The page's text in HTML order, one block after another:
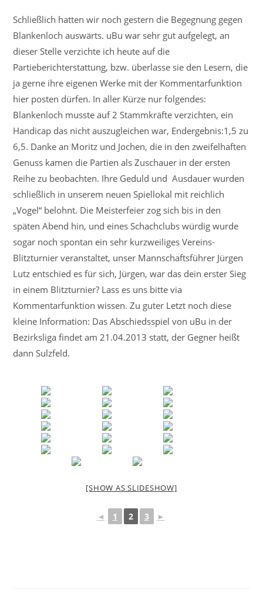
Schließlich hatten wir noch gestern die Begegnung gegen
Blankenloch auswärts. uBu war sehr gut aufgelegt, an
dieser Stelle verzichte ich heute auf die
Partieberichterstattung, bzw. überlasse sie den Lesern, die
ja gerne ihre eigenen Werke mit der Kommentarfunktion
hier posten dürfen. In aller Kürze nur folgendes:
Blankenloch musste auf 2 Stammkräfte verzichten, ein
Handicap das nicht auszugleichen war, Endergebnis:1,5 zu
6,5. Danke an Moritz und Jochen, die in den zweifelhaften
Genuss kamen die Partien als Zuschauer in der ersten
Reihe zu beobachten. Ihre Geduld und Ausdauer wurden
schließlich in unserem neuen Spiellokal mit reichlich
„Vogel“ belohnt. Die Meisterfeier zog sich bis in den
späten Abend hin, und eines Schachclubs würdig wurde
sogar noch spontan ein sehr kurzweiliges Vereins-
Blitzturnier veranstaltet, unser Mannschaftsführer Jürgen
Lutz entschied es für sich, Jürgen, war das dein erster Sieg
in einem Blitzturnier? Lass es uns bitte via
Kommentarfunktion wissen. Zu guter Letzt noch diese
kleine Information: Das Abschiedsspiel von uBu in der
Bezirksliga findet am 21.04.2013 statt, der Gegner heißt
dann Sulzfeld.
[SHOW AS SLIDESHOW]
◄ 1 2 3 ►